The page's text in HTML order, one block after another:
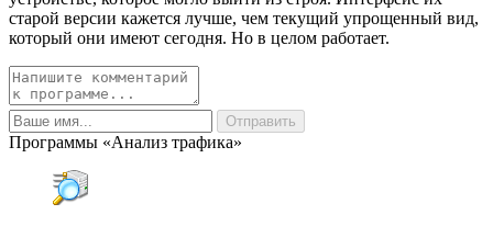
старой версии кажется лучше, чем текущий упрощенный вид,
который они имеют сегодня. Но в целом работает.
Программы «Анализ трафика»